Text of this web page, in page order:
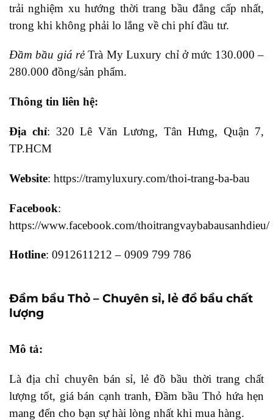
trải nghiệm xu hướng thời trang bầu đẳng cấp nhất,
trong khi không phải lo lắng về chi phí đầu tư.
Đầm bầu giá rẻ Trà My Luxury chỉ ở mức 130.000 –
280.000 đồng/sản phẩm.
Thông tin liên hệ:
Địa chỉ: 320 Lê Văn Lương, Tân Hưng, Quận 7,
TP.HCM
Website: https://tramyluxury.com/thoi-trang-ba-bau
Facebook:
https://www.facebook.com/thoitrangvaybabausanhdieu/
Hotline: 0912611212 – 0909 799 786
Đầm bầu Thỏ – Chuyên sỉ, lẻ đồ bầu chất
lượng
Mô tả:
Là địa chỉ chuyên bán sỉ, lẻ đồ bầu thời trang chất
lượng tốt, giá bán cạnh tranh, Đầm bầu Thỏ hứa hẹn
mang đến cho bạn sự hài lòng nhất khi mua hàng.